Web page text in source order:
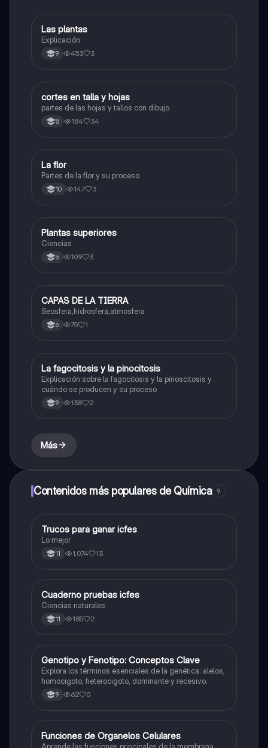
Biologia
Las plantas
Explicación
9 453 3
Biologia
cortes en talla y hojas
partes de las hojas y tallos con dibujo
8 184 34
Biologia
La flor
Partes de la flor y su proceso
10 147 3
Biologia
Plantas superiores
Ciencias
6 109 3
Biologia
CAPAS DE LA TIERRA
Seosfera,hidrosfera,atmosfera
6 75 1
Biologia
La fagocitosis y la pinocitosis
Explicación sobre la fagocitosis y la pinoscitosis y
cuándo se producen y su proceso
9 138 2
Más
Contenidos más populares de Química 9
Química
Trucos para ganar icfes
Lo mejor
11 1,074 13
Biologia
Cuaderno pruebas icfes
Ciencias naturales
11 185 2
GBiologia
Genotipo y Fenotipo: Conceptos Clave
Explora los términos esenciales de la genética: alelos,
homocigoto, heterocigoto, dominante y recesivo.
9 62 0
FBiologia
Funciones de Organelos Celulares